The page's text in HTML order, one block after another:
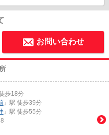
お問い合わせ
歩18分
」駅 徒歩39分
」駅 徒歩55分